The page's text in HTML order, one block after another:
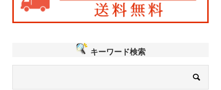
キーワード検索